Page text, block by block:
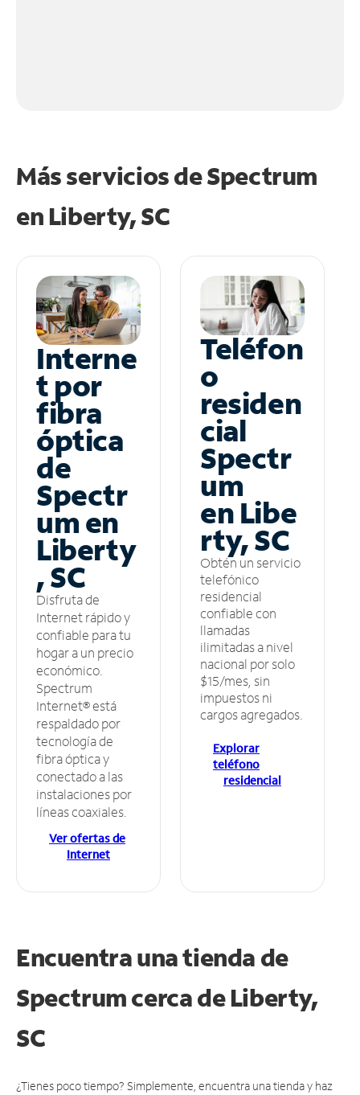
Más servicios de Spectrum
en Liberty, SC
Interne
t por
fibra
óptica
de
Spectr
um en
Liberty
, SC
Disfruta de
Internet rápido y
confiable para tu
hogar a un precio
económico.
Spectrum
Internet® está
respaldado por
tecnología de
fibra óptica y
conectado a las
instalaciones por
líneas coaxiales.
Ver ofertas de
Internet
Teléfon
o
residen
cial
Spectr
um
en Libe
rty, SC
Obtén un servicio
telefónico
residencial
confiable con
llamadas
ilimitadas a nivel
nacional por solo
$15/mes, sin
impuestos ni
cargos agregados.
Explorar
teléfono
residencial
Encuentra una tienda de
Spectrumcerca de Liberty,
SC
¿Tienes poco tiempo? Simplemente, encuentra una tienda y haz